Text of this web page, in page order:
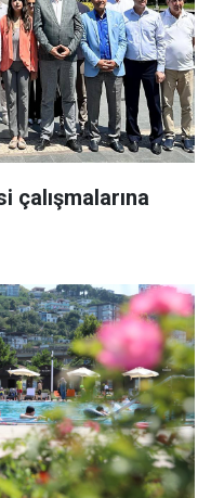
çalışmalarına